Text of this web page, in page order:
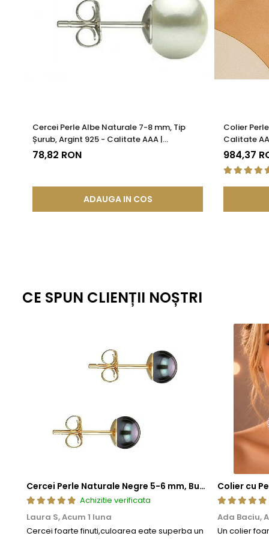
Cercei Perle Albe Naturale 7-8 mm, Tip
Șurub, Argint 925 - Calitate AAA |
KASKADDA®
78,82 RON
ADAUGA IN COS
Colier
Calitate
984,37
CE SPUN CLIENȚII NOȘTRI
Cercei Perle Naturale Negre 5-6 mm, Buton AAA, Aur 14K (aur 585), Tip Șurub | KASKADDA®
Achizitie verificata
Laura S,Acum 1 luna
Cercei foarte finuti,culoarea eate superba un
Ada Baciu,
Un colier